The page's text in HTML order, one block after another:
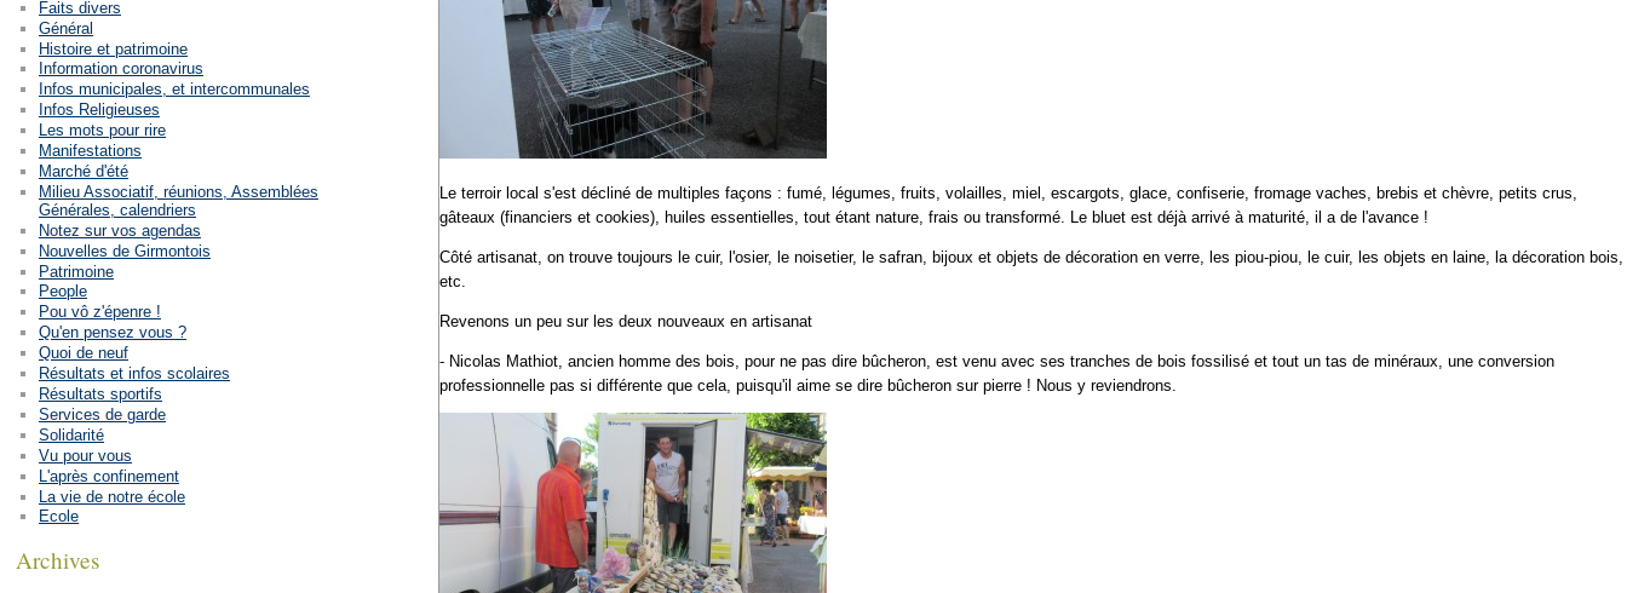
Le terroir local s'est décliné de multiples façons : fumé, légumes, fruits, volailles, miel, escargots, glace, confiserie, fromage vaches, brebis et chèvre, petits crus,
gâteaux (financiers et cookies), huiles essentielles, tout étant nature, frais ou transformé. Le bluet est déjà arrivé à maturité, il a de l'avance !
Côté artisanat, on trouve toujours le cuir, l'osier, le noisetier, le safran, bijoux et objets de décoration en verre, les piou-piou, le cuir, les objets en laine, la décoration bois,
etc.
Revenons un peu sur les deux nouveaux en artisanat
- Nicolas Mathiot, ancien homme des bois, pour ne pas dire bûcheron, est venu avec ses tranches de bois fossilisé et tout un tas de minéraux, une conversion
professionnelle pas si différente que cela, puisqu'il aime se dire bûcheron sur pierre ! Nous y reviendrons.
Faits divers
Général
Histoire et patrimoine
Information coronavirus
Infos municipales, et intercommunales
Infos Religieuses
Les mots pour rire
Manifestations
Marché d'été
Milieu Associatif, réunions, Assemblées
Générales, calendriers
Notez sur vos agendas
Nouvelles de Girmontois
Patrimoine
People
Pou vô z'épenre !
Qu'en pensez vous ?
Quoi de neuf
Résultats et infos scolaires
Résultats sportifs
Services de garde
Solidarité
Vu pour vous
L'après confinement
La vie de notre école
Ecole
Archives